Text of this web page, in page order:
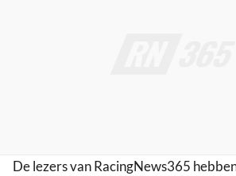
De lezers van RacingNews365